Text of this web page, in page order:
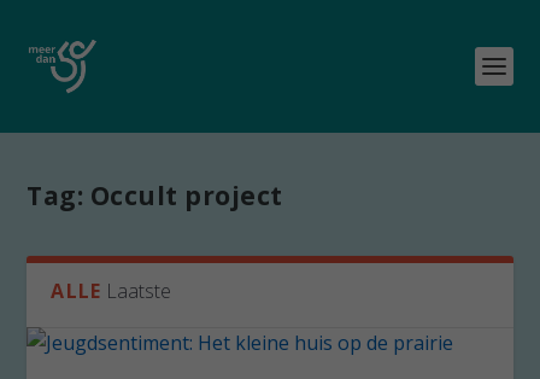
Tag: Occult project
ALLE Laatste